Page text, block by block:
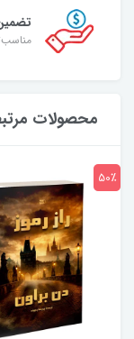
محصولات
50٪